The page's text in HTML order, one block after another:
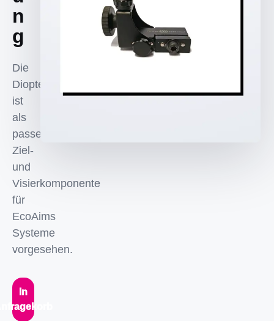
n
g
Die
Dioptervisierung
ist
als
passende
Ziel-
und
Visierkomponente
für
EcoAims
Systeme
vorgesehen.
In